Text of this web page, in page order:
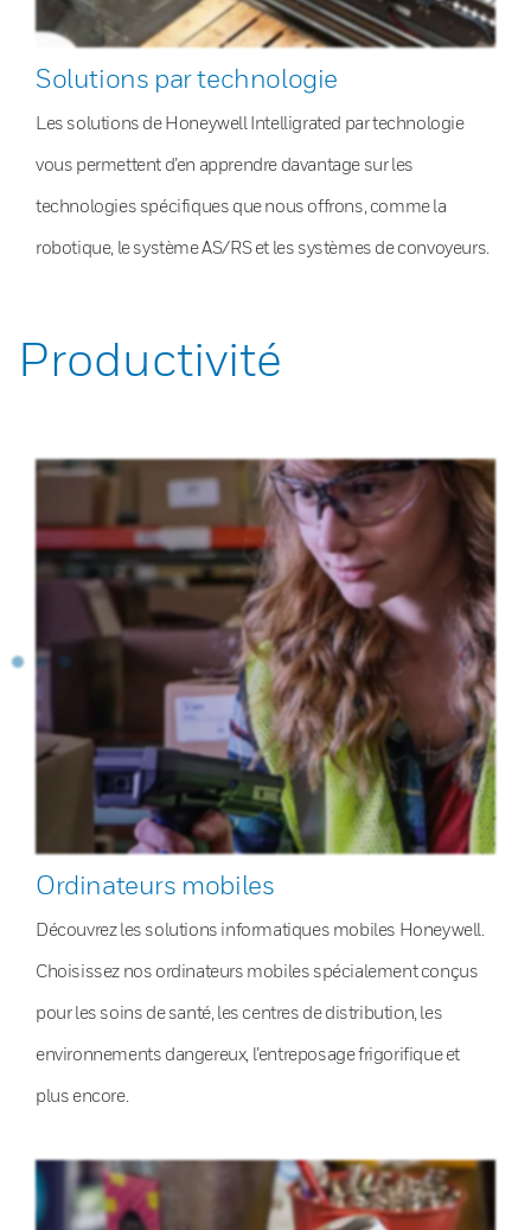
Solutions par technologie
Les solutions de Honeywell Intelligrated par technologie
vous permettent d’en apprendre davantage sur les
technologies spécifiques que nous offrons, comme la
robotique, le système AS/RS et les systèmes de convoyeurs.
Productivité
Ordinateurs mobiles
Découvrez les solutions informatiques mobiles Honeywell.
Choisissez nos ordinateurs mobiles spécialement conçus
pour les soins de santé, les centres de distribution, les
environnements dangereux, l’entreposage frigorifique et
plus encore.